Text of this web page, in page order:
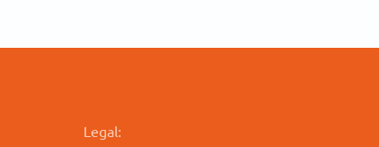
Legal: